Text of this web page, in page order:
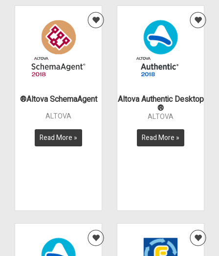
Altova SchemaAgent®
ALTOVA
Read More »
Altova Authentic Desktop
®
ALTOVA
Read More »